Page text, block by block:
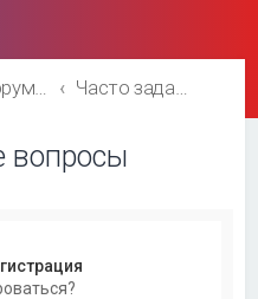
Список форумов Часто задаваемые вопросы
вопросы